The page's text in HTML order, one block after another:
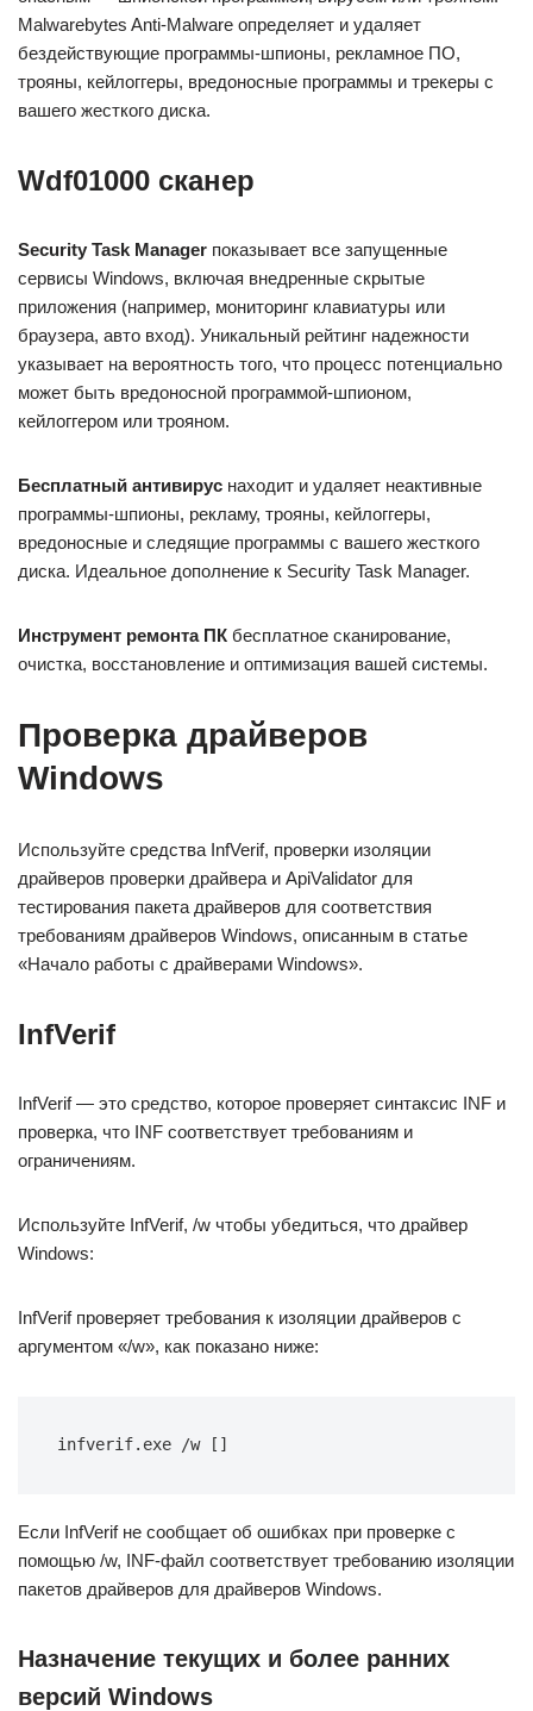
Malwarebytes Anti-Malware определяет и удаляет
бездействующие программы-шпионы, рекламное ПО,
трояны, кейлоггеры, вредоносные программы и трекеры с
вашего жесткого диска.
Wdf01000 сканер
Security Task Manager показывает все запущенные
сервисы Windows, включая внедренные скрытые
приложения (например, мониторинг клавиатуры или
браузера, авто вход). Уникальный рейтинг надежности
указывает на вероятность того, что процесс потенциально
может быть вредоносной программой-шпионом,
кейлоггером или трояном.
Бесплатный aнтивирус находит и удаляет неактивные
программы-шпионы, рекламу, трояны, кейлоггеры,
вредоносные и следящие программы с вашего жесткого
диска. Идеальное дополнение к Security Task Manager.
Инструмент ремонта ПК бесплатное сканирование,
очистка, восстановление и оптимизация вашей системы.
Проверка драйверов
Windows
Используйте средства InfVerif, проверки изоляции
драйверов проверки драйвера и ApiValidator для
тестирования пакета драйверов для соответствия
требованиям драйверов Windows, описанным в статье
«Начало работы с драйверами Windows».
InfVerif
InfVerif — это средство, которое проверяет синтаксис INF и
проверка, что INF соответствует требованиям и
ограничениям.
Используйте InfVerif, /w чтобы убедиться, что драйвер
Windows:
InfVerif проверяет требования к изоляции драйверов с
аргументом «/w», как показано ниже:
infverif.exe /w []
Если InfVerif не сообщает об ошибках при проверке с
помощью /w, INF-файл соответствует требованию изоляции
пакетов драйверов для драйверов Windows.
Назначение текущих и более ранних
версий Windows